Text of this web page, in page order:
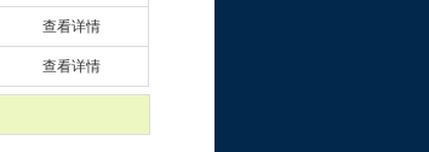
查看详情
查看详情